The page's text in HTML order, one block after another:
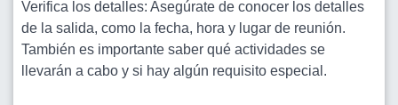
Verifica los detalles: Asegúrate de conocer los detalles
de la salida, como la fecha, hora y lugar de reunión.
También es importante saber qué actividades se
llevarán a cabo y si hay algún requisito especial.